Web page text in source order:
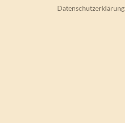
Datenschutzerklärung